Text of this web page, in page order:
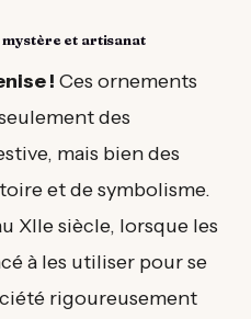
mystère et artisanat
! Ces ornements
des
mais bien des
et de symbolisme.
XIIe siècle, lorsque les
à les utiliser pour se
rigoureusement